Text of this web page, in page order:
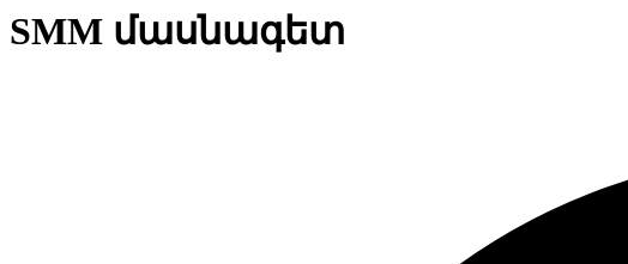
SMM մասնագետ